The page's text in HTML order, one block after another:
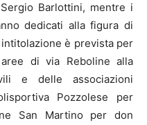
Barlottini, mentre i
dedicati alla figura di
è prevista per
di via Reboline alla
e delle associazioni
Pozzolese per
San Martino per don